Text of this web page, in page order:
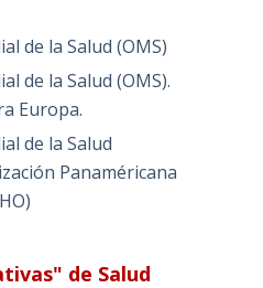
de la Salud (OMS)
de la Salud (OMS).
Europa.
de la Salud
Panaméricana
de Salud